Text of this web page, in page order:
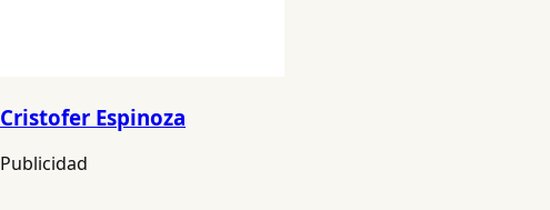
Cristofer Espinoza
Publicidad